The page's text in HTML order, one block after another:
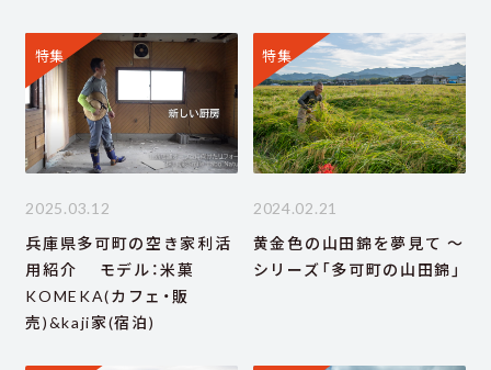
特集
2025.03.12
兵庫県多可町の空き家利活
用紹介 モデル：米菓
KOMEKA(カフェ・販
売)&kaji家(宿泊)
特集
2024.02.21
黄金色の山田錦を夢見て ～
シリーズ「多可町の山田錦」